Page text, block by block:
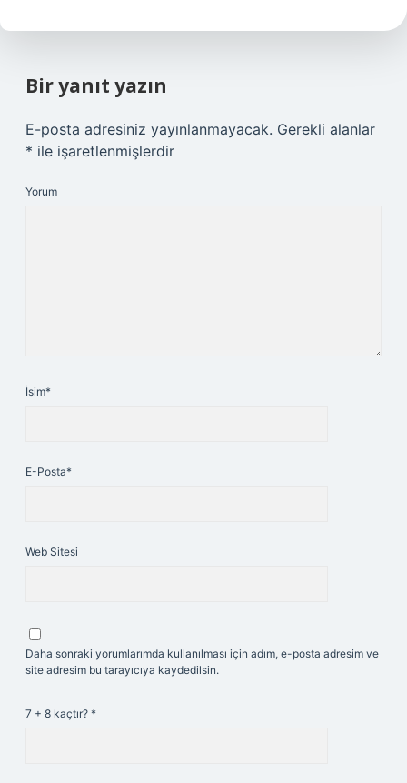
Bir yanıt yazın
E-posta adresiniz yayınlanmayacak. Gerekli alanlar
* ile işaretlenmişlerdir
Yorum
İsim*
E-Posta*
Web Sitesi
Daha sonraki yorumlarımda kullanılması için adım, e-posta adresim ve
site adresim bu tarayıcıya kaydedilsin.
7 + 8 kaçtır? *